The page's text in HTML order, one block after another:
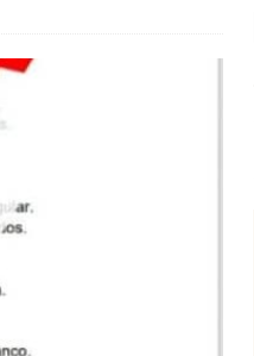
del parque Mármol III en
BONILLA